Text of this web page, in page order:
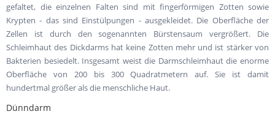
gefaltet, die einzelnen Falten sind mit fingerförmigen Zotten sowie
Krypten - das sind Einstülpungen - ausgekleidet. Die Oberfläche der
Zellen ist durch den sogenannten Bürstensaum vergrößert. Die
Schleimhaut des Dickdarms hat keine Zotten mehr und ist stärker von
Bakterien besiedelt. Insgesamt weist die Darmschleimhaut die enorme
Oberfläche von 200 bis 300 Quadratmetern auf. Sie ist damit
hundertmal größer als die menschliche Haut.
Dünndarm